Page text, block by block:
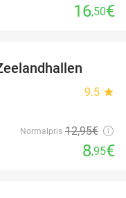
16,50€
9.5 star
Normalpris 12,95€
8,95€